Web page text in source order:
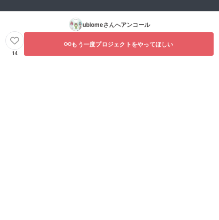
ublomeさんへアンコール
14
もう一度プロジェクトをやってほしい